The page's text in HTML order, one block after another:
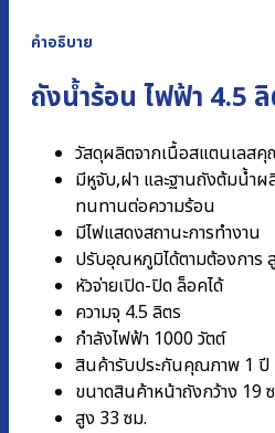
คำอธิบาย
ถังน้ำร้อน ไฟฟ้า 4.5
วัสดุผลิตจากเนื้อสแตนเลส
มีหูจับ,ฝา และฐานถังต้มน้ำ
ทนทานต่อความร้อน
มีไฟแสดงสถานะการทำงาน
ปรับอุณหภูมิได้ตามต้องการ
หัวจ่ายเปิด-ปิด ล็อคได้
ความจุ 4.5 ลิตร
กำลังไฟฟ้า 1000 วัตต์
สินค้ารับประกันคุณภาพ 1 ปี
ขนาดสินค้าหน้าถังกว้าง 19
สูง 33 ซม.